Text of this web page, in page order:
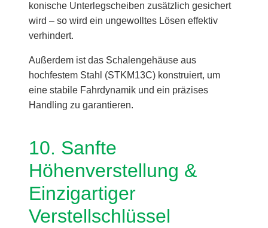
konische Unterlegscheiben zusätzlich gesichert
wird – so wird ein ungewolltes Lösen effektiv
verhindert.
Außerdem ist das Schalengehäuse aus
hochfestem Stahl (STKM13C) konstruiert, um
eine stabile Fahrdynamik und ein präzises
Handling zu garantieren.
10. Sanfte
Höhenverstellung &
Einzigartiger
Verstellschlüssel